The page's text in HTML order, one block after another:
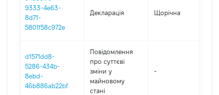
9333-4e63-
8d71-
5801f58c972e
Декларація Щорічна
d1571dd8-
5286-434b-
8ebd-
46b886ab22bf
Повідомлення
про суттєві
зміни y
майновому
стані
-